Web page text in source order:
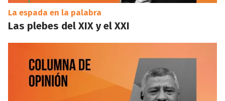
La espada en la palabra
Las plebes del XIX y el XXI